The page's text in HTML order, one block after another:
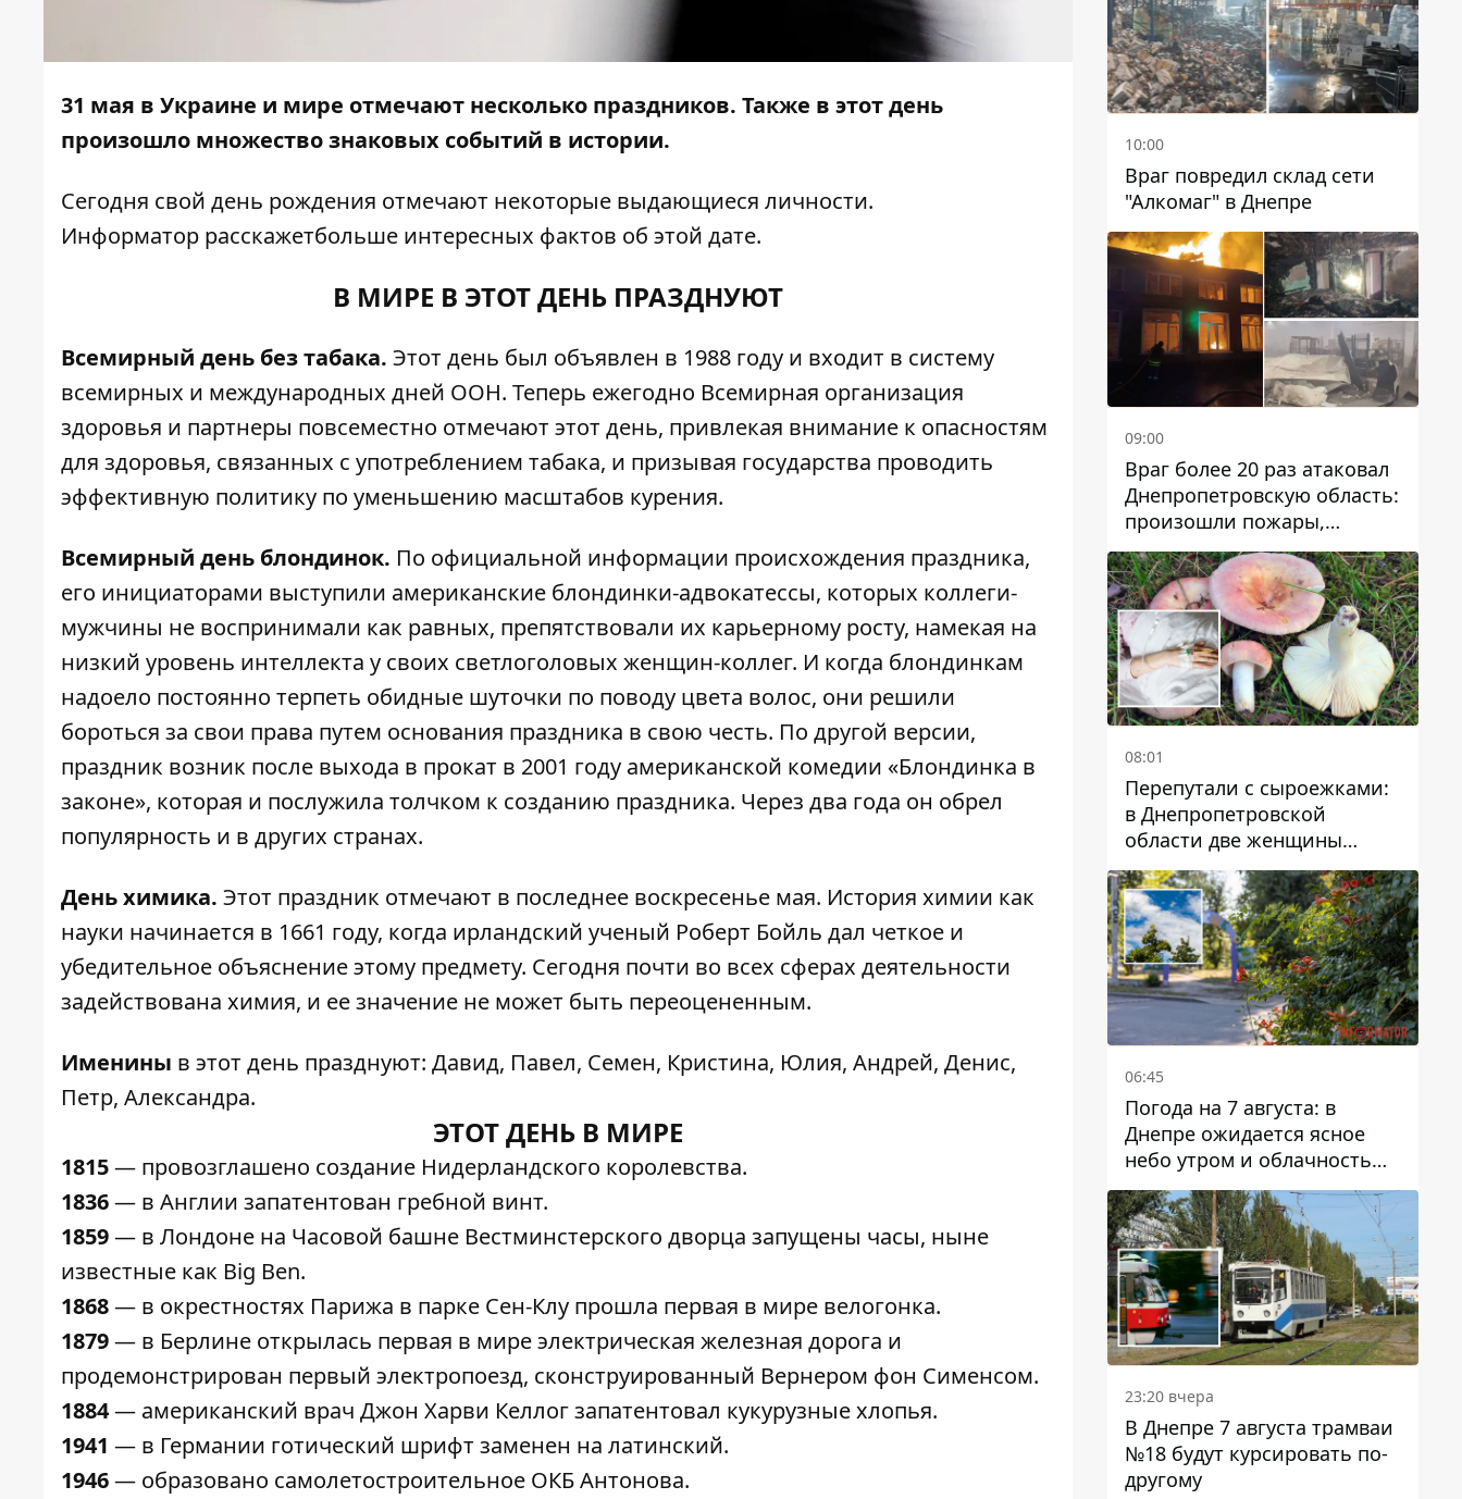
31 мая в Украине и мире отмечают несколько праздников. Также в этот день
произошло множество знаковых событий в истории.
Сегодня свой день рождения отмечают некоторые выдающиеся личности.
Информатор расскажетбольше интересных фактов об этой дате.
В МИРЕ В ЭТОТ ДЕНЬ ПРАЗДНУЮТ
Всемирный день без табака. Этот день был объявлен в 1988 году и входит в систему
всемирных и международных дней ООН. Теперь ежегодно Всемирная организация
здоровья и партнеры повсеместно отмечают этот день, привлекая внимание к опасностям
для здоровья, связанных с употреблением табака, и призывая государства проводить
эффективную политику по уменьшению масштабов курения.
Всемирный день блондинок. По официальной информации происхождения праздника,
его инициаторами выступили американские блондинки-адвокатессы, которых коллеги-
мужчины не воспринимали как равных, препятствовали их карьерному росту, намекая на
низкий уровень интеллекта у своих светлоголовых женщин-коллег. И когда блондинкам
надоело постоянно терпеть обидные шуточки по поводу цвета волос, они решили
бороться за свои права путем основания праздника в свою честь. По другой версии,
праздник возник после выхода в прокат в 2001 году американской комедии «Блондинка в
законе», которая и послужила толчком к созданию праздника. Через два года он обрел
популярность и в других странах.
День химика. Этот праздник отмечают в последнее воскресенье мая. История химии как
науки начинается в 1661 году, когда ирландский ученый Роберт Бойль дал четкое и
убедительное объяснение этому предмету. Сегодня почти во всех сферах деятельности
задействована химия, и ее значение не может быть переоцененным.
Именины в этот день празднуют: Давид, Павел, Семен, Кристина, Юлия, Андрей, Денис,
Петр, Александра.
ЭТОТ ДЕНЬ В МИРЕ
1815— провозглашено создание Нидерландского королевства.
1836— в Англии запатентован гребной винт.
1859— в Лондоне на Часовой башне Вестминстерского дворца запущены часы, ныне
известные как Big Ben.
1868— в окрестностях Парижа в парке Сен-Клу прошла первая в мире велогонка.
1879— в Берлине открылась первая в мире электрическая железная дорога и
продемонстрирован первый электропоезд, сконструированный Вернером фон Сименсом.
1884— американский врач Джон Харви Келлог запатентовал кукурузные хлопья.
1941 — в Германии готический шрифт заменен на латинский.
1946— образовано самолетостроительное ОКБ Антонова.
10:00
Враг повредил склад сети
"Алкомаг" в Днепре
09:00
Враг более 20 раз атаковал
Днепропетровскую область:
произошли пожары,
повреждены дома,
инфраструктура и авто
08:01
Перепутали с сыроежками:
в Днепропетровской
области две женщины
отравились грибами
06:45
Погода на 7 августа: в
Днепре ожидается ясное
небо утром и облачность
после обеда
23:20 вчера
В Днепре 7 августа трамваи
№18 будут курсировать по-
другому